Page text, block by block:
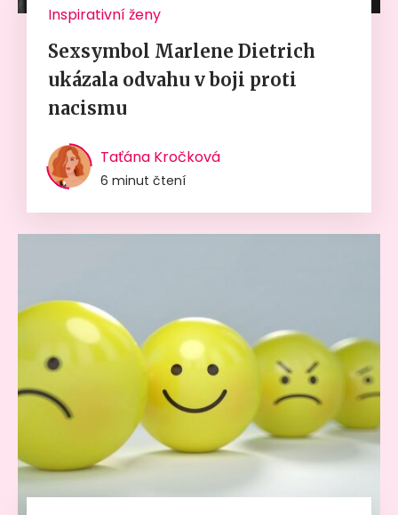
Inspirativní ženy
Sexsymbol Marlene Dietrich
ukázala odvahu v boji proti
nacismu
Taťána Kročková
6 minut čtení